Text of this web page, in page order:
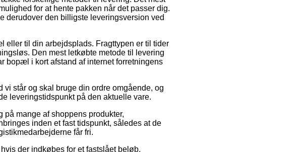
for at hente pakken når det passer dig.
derudover den billigste leveringsversion ved
til din arbejdsplads. Fragttypen er til tider
Den mest letkøbte metode til levering
bopæl i kort afstand af internet forretningens
står og skal bruge din ordre omgående, og
leveringstidspunkt på den aktuelle vare.
mange af shoppens produkter,
inden et fast tidspunkt, således at de
får fri.
der indkøbes for et fastslået beløb.